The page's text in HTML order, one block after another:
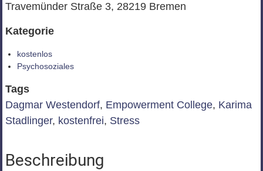
Travemünder Straße 3, 28219 Bremen
Kategorie
kostenlos
Psychosoziales
Tags
Dagmar Westendorf, Empowerment College, Karima
Stadlinger, kostenfrei, Stress
Beschreibung